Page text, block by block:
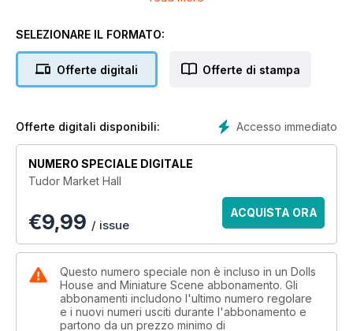
along with barley twist spacers on the external balconies and
This project is suitable for the advanced miniaturist with good
experience on this project. The Tudor Market Hall has six
room to the right. The second floor left hand room is the
great hall and to the right the master bedroom. On the top
floor there is the servants quarters.
The overall dimensions of the house are approximately
110cm wide x 120cm high x 72cm deep.
SELEZIONARE IL FORMATO:
Offerte digitali Offerte di stampa
Accesso immediato
Offerte digitali disponibili:
NUMERO SPECIALE DIGITALE
Tudor Market Hall
€9,99 / issue
ACQUISTA ORA
Questo numero speciale non è incluso in un Dolls
House and Miniature Scene abbonamento. Gli
abbonamenti includono l'ultimo numero regolare
e i nuovi numeri usciti durante l'abbonamento e
partono da un prezzo minimo di